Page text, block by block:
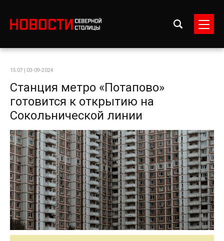
15:07 | 03-09-2024
Станция метро «Потапово»
готовится к открытию на
Сокольнической линии